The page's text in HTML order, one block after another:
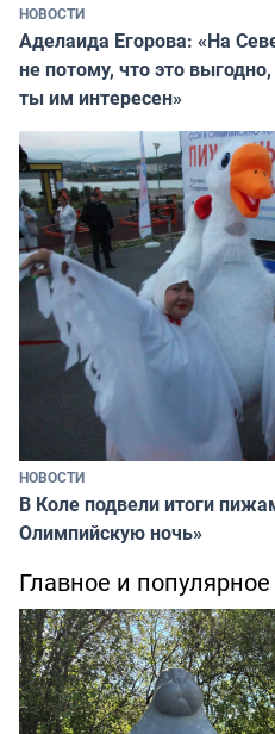
НОВОСТИ
Аделаида Егорова: «На
не потому, что это
ты им интересен»
НОВОСТИ
В Коле подвели итоги
Олимпийскую ночь»
Главное и популярное